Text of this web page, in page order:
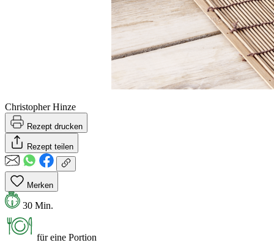
Christopher Hinze
Rezept drucken
Rezept teilen
Merken
30 Min.
für eine Portion